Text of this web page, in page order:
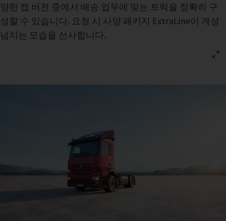
양한 캡 버전 중에서 배송 업무에 맞는 트럭을 정확히 구
성할 수 있습니다. 요청 시 사양 패키지 ExtraLine이 개성
넘치는 모습을 선사합니다.